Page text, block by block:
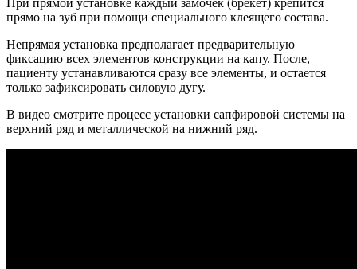
При прямой установке каждый замочек (брекет) крепится
прямо на зуб при помощи специального клеящего состава.
Непрямая установка предполагает предварительную
фиксацию всех элементов конструкции на капу. После,
пациенту устанавливаются сразу все элементы, и остается
только зафиксировать силовую дугу.
В видео смотрите процесс установки сапфировой системы на
верхний ряд и металлической на нижний ряд.